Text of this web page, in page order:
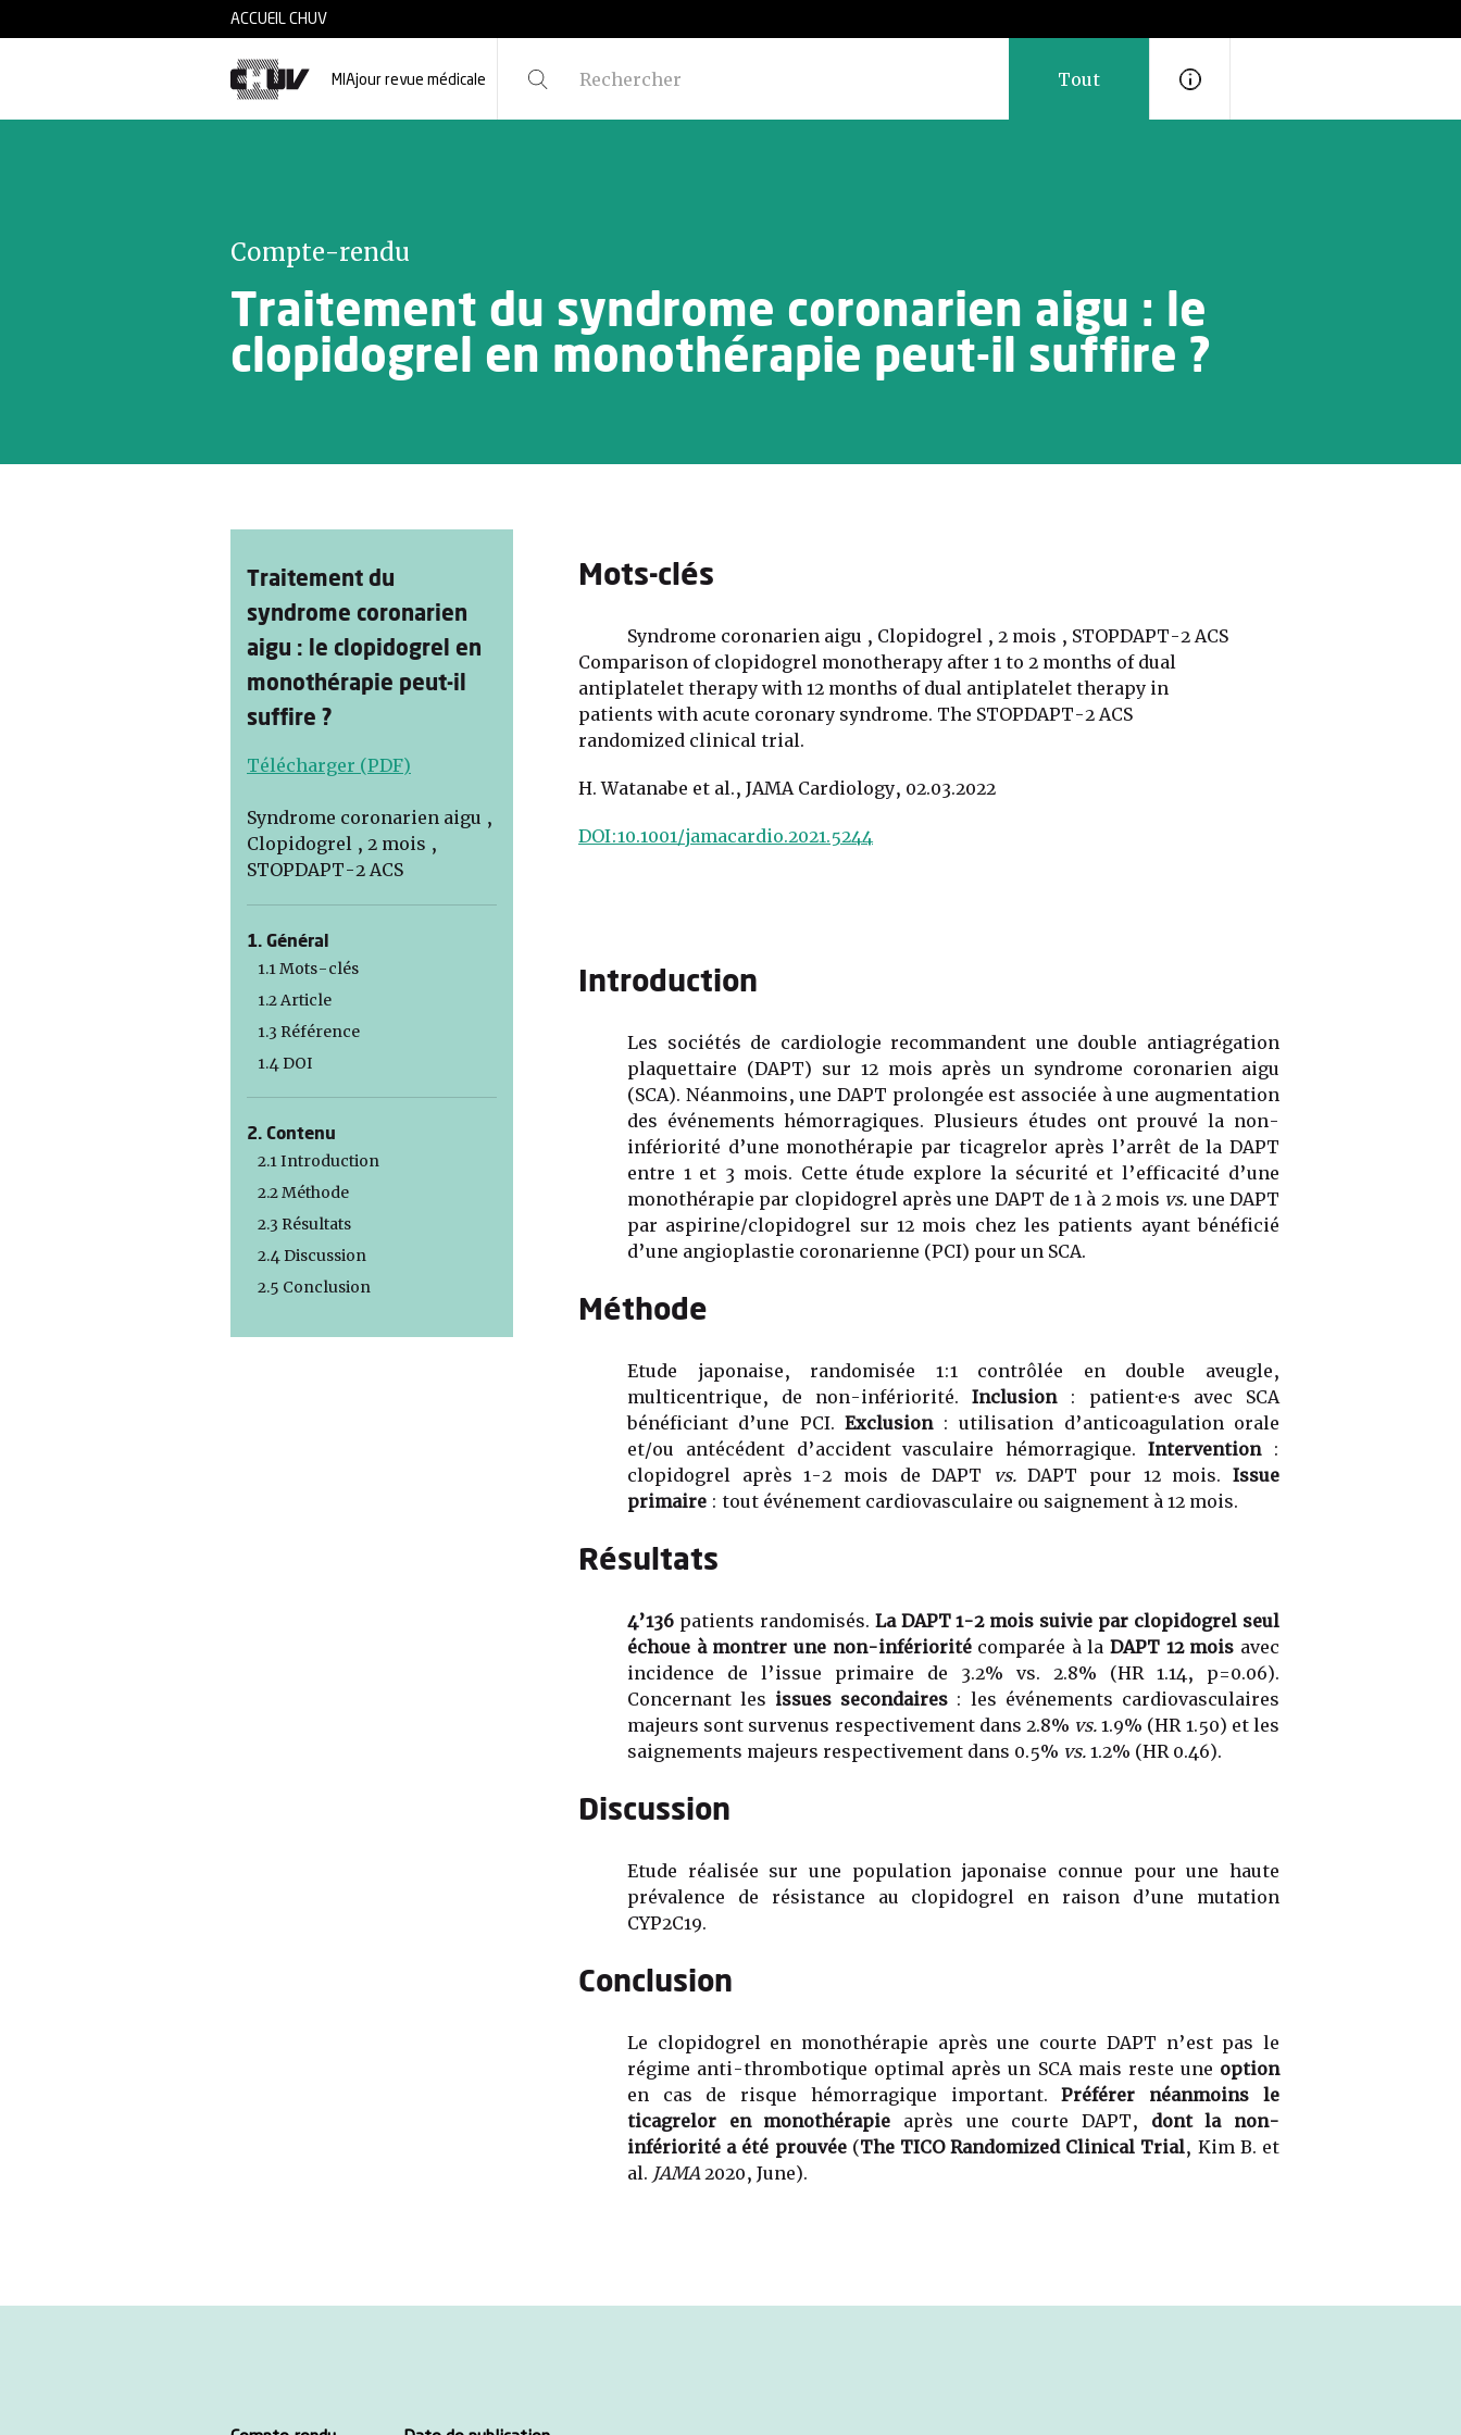
ACCUEIL CHUV
MIAjour revue médicale Tout
Compte-rendu
Traitement du syndrome coronarien aigu : le
clopidogrel en monothérapie peut-il suffire ?
Traitement du
syndrome coronarien
aigu : le clopidogrel en
monothérapie peut-il
suffire ?
Télécharger (PDF)
Syndrome coronarien aigu ,
Clopidogrel , 2 mois ,
STOPDAPT-2 ACS
1. Général
1.1 Mots-clés
1.2 Article
1.3 Référence
1.4 DOI
2. Contenu
2.1 Introduction
2.2 Méthode
2.3 Résultats
2.4 Discussion
2.5 Conclusion
Mots-clés
Syndrome coronarien aigu , Clopidogrel , 2 mois , STOPDAPT-2 ACS
Comparison of clopidogrel monotherapy after 1 to 2 months of dual
antiplatelet therapy with 12 months of dual antiplatelet therapy in
patients with acute coronary syndrome. The STOPDAPT-2 ACS
randomized clinical trial.
H. Watanabe et al., JAMA Cardiology, 02.03.2022
DOI:10.1001/jamacardio.2021.5244
Introduction
Les sociétés de cardiologie recommandent une double antiagrégation
plaquettaire (DAPT) sur 12 mois après un syndrome coronarien aigu
(SCA). Néanmoins, une DAPT prolongée est associée à une augmentation
des événements hémorragiques. Plusieurs études ont prouvé la non-
infériorité d’une monothérapie par ticagrelor après l’arrêt de la DAPT
entre 1 et 3 mois. Cette étude explore la sécurité et l’efficacité d’une
monothérapie par clopidogrel après une DAPT de 1 à 2 mois vs. une DAPT
par aspirine/clopidogrel sur 12 mois chez les patients ayant bénéficié
d’une angioplastie coronarienne (PCI) pour un SCA.
Méthode
Etude japonaise, randomisée 1:1 contrôlée en double aveugle,
multicentrique, de non-infériorité. Inclusion
: patient·e·s avec SCA
bénéficiant d’une PCI. Exclusion: utilisation d’anticoagulation orale
et/ou antécédent d’accident vasculaire hémorragique.Intervention:
clopidogrel après 1-2 mois de DAPT
vs.DAPT pour 12 mois. Issue
primaire: tout événement cardiovasculaire ou saignement à 12 mois.
Résultats
4’136patients randomisés. La DAPT 1-2 mois suivie par clopidogrel seul
échoue à montrer une non-inférioritécomparée à laDAPT 12 mois avec
incidence de l’issue primaire de 3.2% vs. 2.8% (HR 1.14, p=0.06).
Concernant les issues secondaires: les événements cardiovasculaires
majeurs sont survenus respectivement dans 2.8% vs. 1.9% (HR 1.50) et les
saignements majeurs respectivement dans 0.5% vs.1.2% (HR 0.46).
Discussion
Etude réalisée sur une population japonaise connue pour une haute
prévalence de résistance au clopidogrel en raison d’une mutation
CYP2C19.
Conclusion
Le clopidogrel en monothérapie après une courte DAPT n’est pas le
régime anti-thrombotique optimal après un SCA mais reste une option
en cas de risque hémorragique important.Préférer néanmoins le
ticagrelor en monothérapie après une courte DAPT, dont la non-
infériorité a été prouvée(The TICO Randomized Clinical Trial, Kim B. et
al. JAMA2020, June).